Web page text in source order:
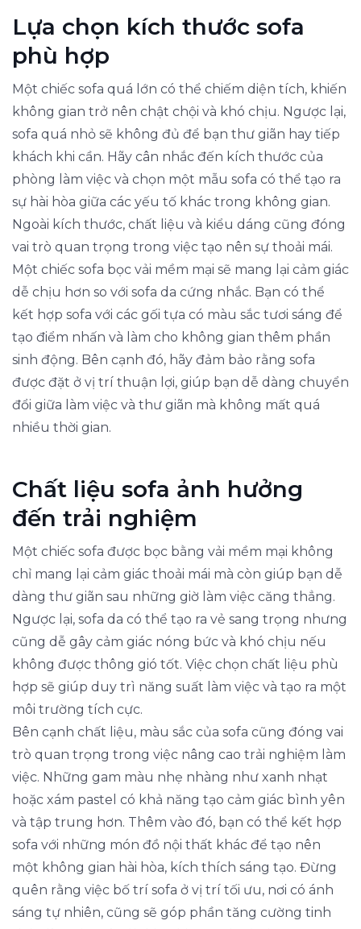
Lựa chọn kích thước sofa
phù hợp
Một chiếc sofa quá lớn có thể chiếm diện tích, khiến
không gian trở nên chật chội và khó chịu. Ngược lại,
sofa quá nhỏ sẽ không đủ để bạn thư giãn hay tiếp
khách khi cần. Hãy cân nhắc đến kích thước của
phòng làm việc và chọn một mẫu sofa có thể tạo ra
sự hài hòa giữa các yếu tố khác trong không gian.
Ngoài kích thước, chất liệu và kiểu dáng cũng đóng
vai trò quan trọng trong việc tạo nên sự thoải mái.
Một chiếc sofa bọc vải mềm mại sẽ mang lại cảm giác
dễ chịu hơn so với sofa da cứng nhắc. Bạn có thể
kết hợp sofa với các gối tựa có màu sắc tươi sáng để
tạo điểm nhấn và làm cho không gian thêm phần
sinh động. Bên cạnh đó, hãy đảm bảo rằng sofa
được đặt ở vị trí thuận lợi, giúp bạn dễ dàng chuyển
đổi giữa làm việc và thư giãn mà không mất quá
nhiều thời gian.
Chất liệu sofa ảnh hưởng
đến trải nghiệm
Một chiếc sofa được bọc bằng vải mềm mại không
chỉ mang lại cảm giác thoải mái mà còn giúp bạn dễ
dàng thư giãn sau những giờ làm việc căng thẳng.
Ngược lại, sofa da có thể tạo ra vẻ sang trọng nhưng
cũng dễ gây cảm giác nóng bức và khó chịu nếu
không được thông gió tốt. Việc chọn chất liệu phù
hợp sẽ giúp duy trì năng suất làm việc và tạo ra một
môi trường tích cực.
Bên cạnh chất liệu, màu sắc của sofa cũng đóng vai
trò quan trọng trong việc nâng cao trải nghiệm làm
việc. Những gam màu nhẹ nhàng như xanh nhạt
hoặc xám pastel có khả năng tạo cảm giác bình yên
và tập trung hơn. Thêm vào đó, bạn có thể kết hợp
sofa với những món đồ nội thất khác để tạo nên
một không gian hài hòa, kích thích sáng tạo. Đừng
quên rằng việc bố trí sofa ở vị trí tối ưu, nơi có ánh
sáng tự nhiên, cũng sẽ góp phần tăng cường tinh